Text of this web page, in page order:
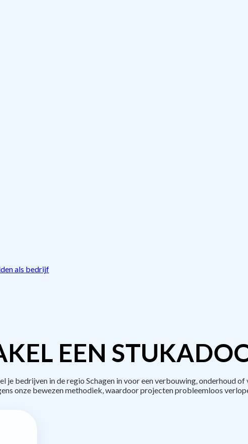
als bedrijf
EEN
je bedrijven in de regio Schagen in voor een verbouwing, onderhoud
onze bewezen methodiek, waardoor projecten probleemloos